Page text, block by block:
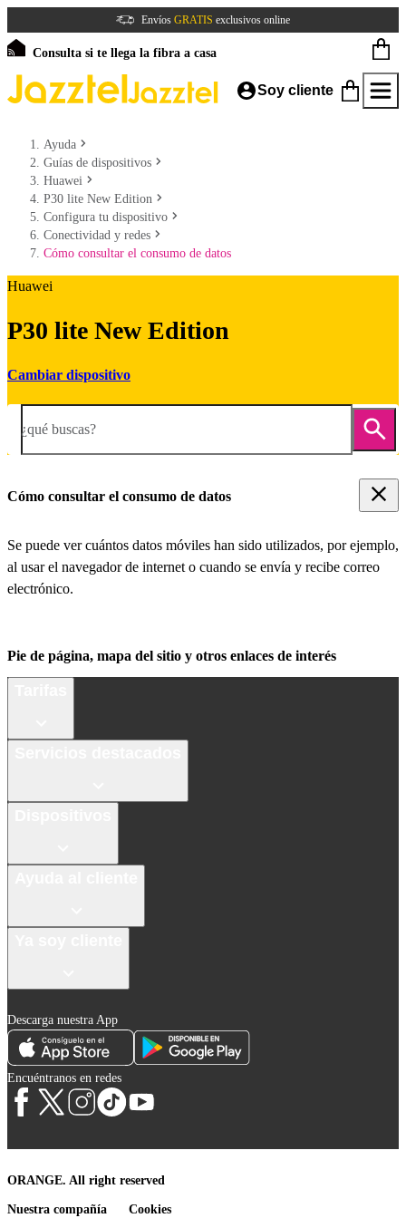
Envíos GRATIS exclusivos online
Consulta si te llega la fibra a casa
Soy cliente
Ayuda
Guías de dispositivos
Huawei
P30 lite New Edition
Configura tu dispositivo
Conectividad y redes
Cómo consultar el consumo de datos
Huawei
P30 lite New Edition
Cambiar dispositivo
¿qué buscas?
Cómo consultar el consumo de datos
Se puede ver cuántos datos móviles han sido utilizados, por ejemplo,
al usar el navegador de internet o cuando se envía y recibe correo
electrónico.
Pie de página, mapa del sitio y otros enlaces de interés
Descarga nuestra App
Encuéntranos en redes
ORANGE. All right reserved
Nuestra compañía Cookies